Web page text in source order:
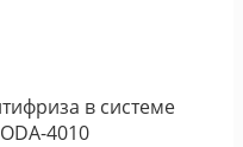
в системе
4010